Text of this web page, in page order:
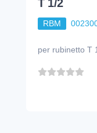
T 1/2
RBM
per rubinetto